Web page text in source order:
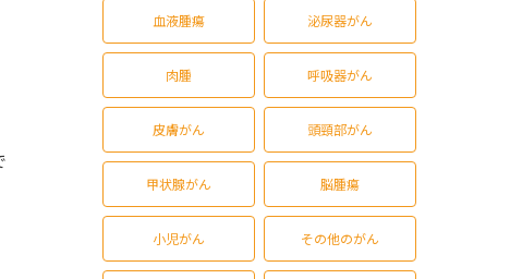
血液腫瘍 泌尿器がん
肉腫 呼吸器がん
皮膚がん 頭頸部がん
甲状腺がん 脳腫瘍
小児がん その他のがん